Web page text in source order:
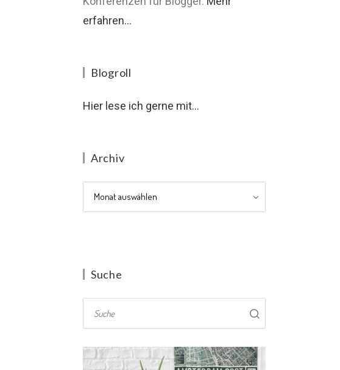
erfahren...
Blogroll
Hier lese ich gerne mit...
Archiv
Archiv
Suche